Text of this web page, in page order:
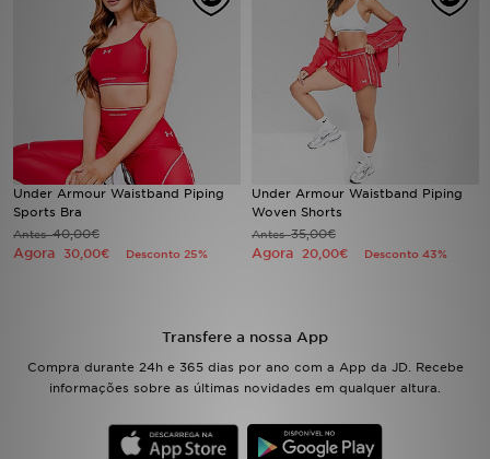
Under Armour Waistband Piping
Sports Bra
Antes40,00€
Agora 30,00€ Desconto 25%
Under Armour Waistband Piping
Woven Shorts
Antes35,00€
Agora 20,00€ Desconto 43%
Transfere a nossa App
Compra durante 24h e 365 dias por ano com a App da JD. Recebe
informações sobre as últimas novidades em qualquer altura.
DESPORTO
FUTEBOL JD
VER MARCAS
LOCALIZADOR DE LOJAS
BLOG